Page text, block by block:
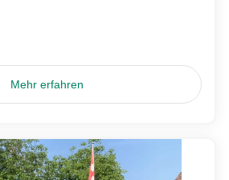
Mehr erfahren